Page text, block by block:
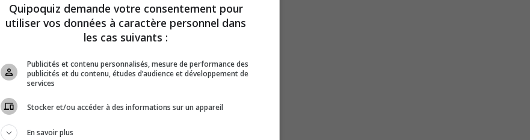
Quipoquiz demande votre consentement pour
utiliser vos données à caractère personnel dans
les cas suivants :
Publicités et contenu personnalisés, mesure de performance des
publicités et du contenu, études d’audience et développement de
services
Stocker et/ou accéder à des informations sur un appareil
En savoir plus